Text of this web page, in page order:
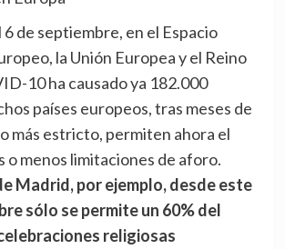
6 de septiembre, en el Espacio
la Unión Europea y el Reino
10 ha causado ya 182.000
países europeos, tras meses de
más estricto, permiten ahora el
o menos limitaciones de aforo.
Madrid, por ejemplo, desde este
sólo se permite un 60% del
religiosas